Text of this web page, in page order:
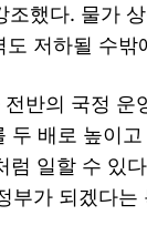
조했다. 물가
저하될 수밖
반의 국정 운
두 배로 높이
럼 일할 수 있
부가 되겠다는